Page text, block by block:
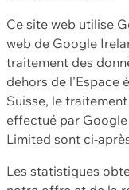
Ce site web utilise
web de Google
traitement des
dehors de l'Espace
Suisse, le
effectué par
Limited sont ci-
Les statistiques